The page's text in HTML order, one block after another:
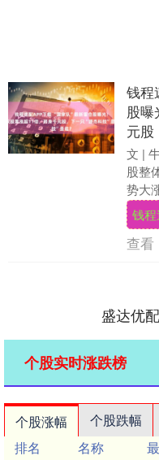
钱程
股曝
元股
文 |
股整
势大
（
势上
钱
查看
盛达优
个股实时涨跌榜
个股涨幅 个股跌幅
排名
名称